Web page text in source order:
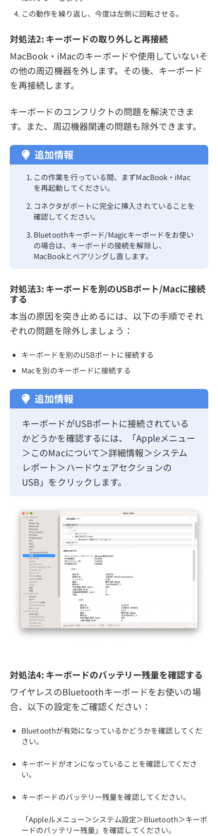
この動作を繰り返し、今度は左側に回転させる。
対処法2: キーボードの取り外しと再接続
MacBook・iMacのキーボードや使用していないそ
の他の周辺機器を外します。その後、キーボード
を再接続します。
キーボードのコンフリクトの問題を解決できま
す。また、周辺機器関連の問題も除外できます。
追加情報
この作業を行っている間、まずMacBook・iMac
を再起動してください。
コネクタがポートに完全に挿入されていることを
確認してください。
Bluetoothキーボード/Magicキーボードをお使い
の場合は、キーボードの接続を解除し、
MacBookとペアリングし直します。
対処法3: キーボードを別のUSBポート/Macに接続
する
本当の原因を突き止めるには、以下の手順でそれ
ぞれの問題を除外しましょう：
キーボードを別のUSBポートに接続する
Macを別のキーボードに接続する
追加情報
キーボードがUSBポートに接続されている
かどうかを確認するには、「Appleメニュー
＞このMacについて＞詳細情報＞システム
レポート＞ハードウェアセクションの
USB」をクリックします。
対処法4: キーボードのバッテリー残量を確認する
ワイヤレスのBluetoothキーボードをお使いの場
合、以下の設定をご確認ください：
Bluetoothが有効になっているかどうかを確認してくだ
さい。
キーボードがオンになっていることを確認してくださ
い。
キーボードのバッテリー残量を確認してください。
「Appleルメニュー＞システム設定＞Bluetooth＞キーボ
ードのバッテリー残量」を確認してください。